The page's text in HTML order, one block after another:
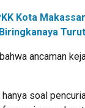
Kota
ancaman
soal